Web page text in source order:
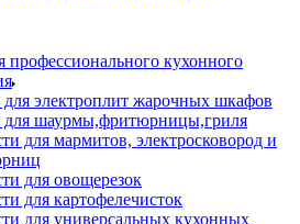
профессионального кухонного
электроплит жарочных шкафов
шаурмы,фритюрницы,гриля
для мармитов, электросковород и
для овощерезок
для картофелечисток
для универсальных кухонных